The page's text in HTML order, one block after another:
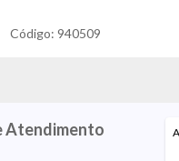
Código: 940509
Atendimento